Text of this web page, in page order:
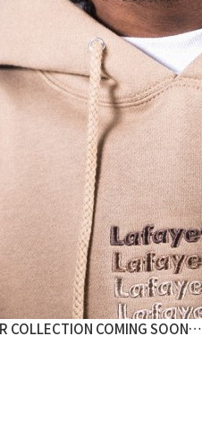
COLLECTION COMING SOON…